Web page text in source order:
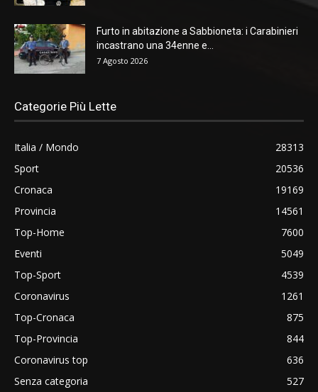
Furto in abitazione a Sabbioneta: i Carabinieri
incastrano una 34enne e...
7 Agosto 2026
Categorie Più Lette
Italia / Mondo
28313
Sport
20536
Cronaca
19169
Provincia
14561
Top-Home
7600
Eventi
5049
Top-Sport
4539
Coronavirus
1261
Top-Cronaca
875
Top-Provincia
844
Coronavirus top
636
Senza categoria
527